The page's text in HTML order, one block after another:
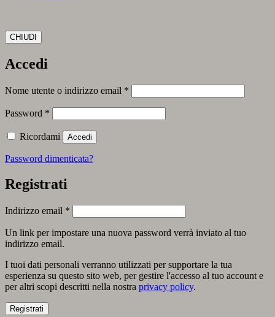
CHIUDI
Accedi
Nome utente o indirizzo email *
Password *
Ricordami Accedi
Password dimenticata?
Registrati
Indirizzo email *
Un link per impostare una nuova password verrà inviato al tuo
indirizzo email.
I tuoi dati personali verranno utilizzati per supportare la tua
esperienza su questo sito web, per gestire l'accesso al tuo account e
per altri scopi descritti nella nostra privacy policy.
Registrati